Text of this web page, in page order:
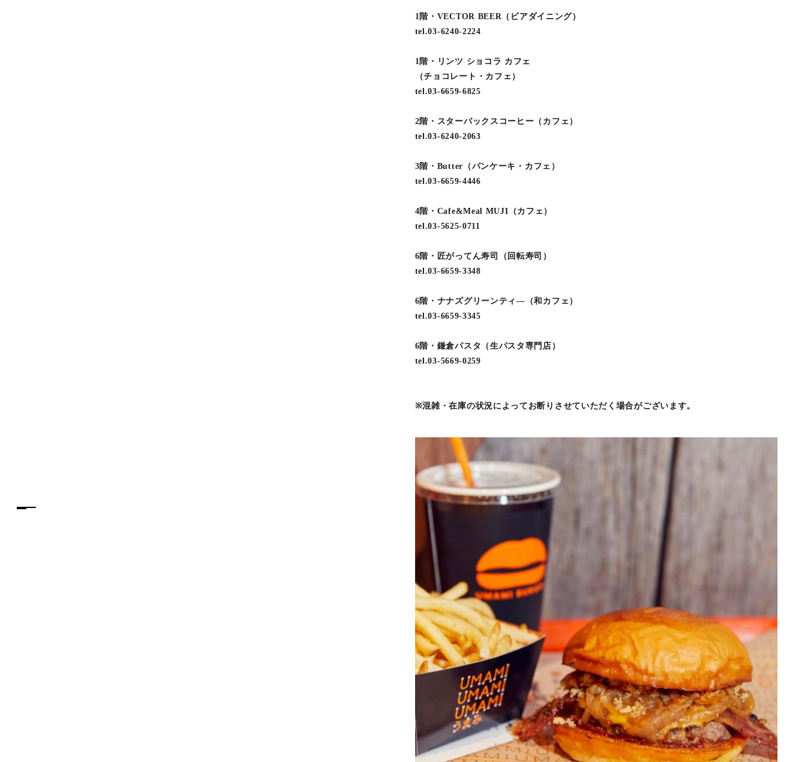
1階・VECTOR BEER（ビアダイニング）
tel.03-6240-2224
1階・リンツ ショコラ カフェ
（チョコレート・カフェ）
tel.03-6659-6825
2階・スターバックスコーヒー（カフェ）
tel.03-6240-2063
3階・Butter（パンケーキ・カフェ）
tel.03-6659-4446
4階・Cafe&Meal MUJI（カフェ）
tel.03-5625-0711
6階・匠がってん寿司（回転寿司）
tel.03-6659-3348
6階・ナナズグリーンティ―（和カフェ）
tel.03-6659-3345
6階・鎌倉パスタ（生パスタ専門店）
tel.03-5669-0259
※混雑・在庫の状況によってお断りさせていただく場合がございます。